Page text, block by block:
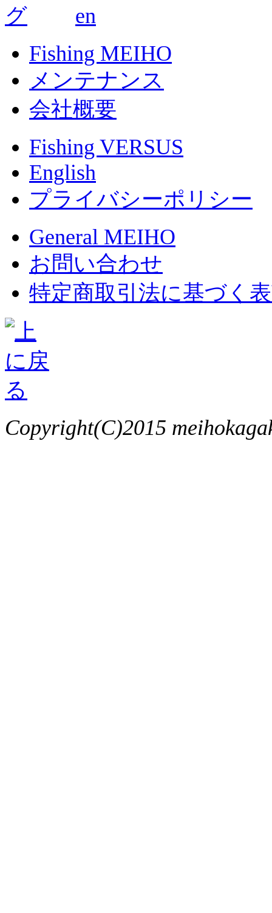
Fishing MEIHO
メンテナンス
会社概要
Fishing VERSUS
English
プライバシーポリシー
General MEIHO
お問い合わせ
特定商取引法に基づく
Copyright(C)2015